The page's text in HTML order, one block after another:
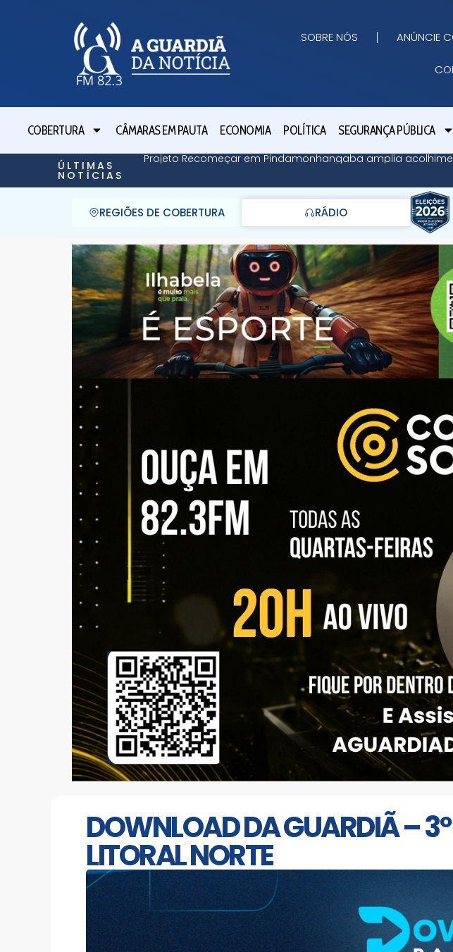
SOBRE NÓS ANÚNCIE
COBERTURA CÂMARAS EM PAUTA ECONOMIA POLÍTICA SEGURANÇA PÚBLICA
ÚLTIMAS
NOTÍCIAS
Projeto Recomeçar em Pindamonhangaba amplia
REGIÕES DE COBERTURA RÁDIO
DOWNLOAD DA GUARDIÃ –
LITORAL NORTE